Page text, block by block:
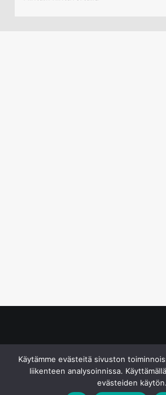
Käytämme evästeitä sivuston
liikenteen analysoinnissa.
evästeiden käytön.